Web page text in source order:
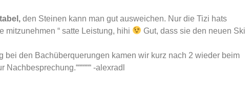
den Steinen kann man gut ausweichen. Nur die Tizi hats
“ satte Leistung, hihi
Gut, dass sie den neuen Ski
bei den Bachüberquerungen kamen wir kurz nach 2 wieder beim
-alexradl